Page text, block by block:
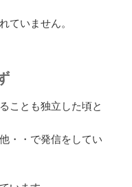
ていません。
ことも独立した頃と
・・で発信をしてい